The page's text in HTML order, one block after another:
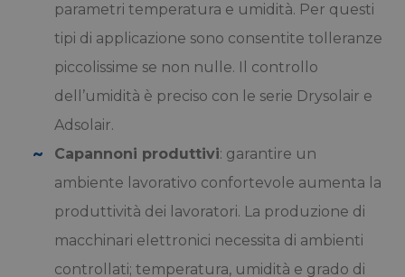
parametri temperatura e umidità. Per questi
tipi di applicazione sono consentite tolleranze
piccolissime se non nulle. Il controllo
dell’umidità è preciso con le serie Drysolair e
Adsolair.
Capannoni produttivi: garantire un
ambiente lavorativo confortevole aumenta la
produttività dei lavoratori. La produzione di
macchinari elettronici necessita di ambienti
controllati; temperatura, umidità e grado di